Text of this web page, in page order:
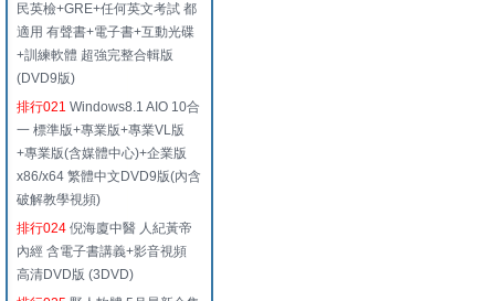
民英檢+GRE+任何英文考試 都
適用 有聲書+電子書+互動光碟
+訓練軟體 超強完整合輯版
(DVD9版)
排行021 Windows8.1 AIO 10合
一 標準版+專業版+專業VL版
+專業版(含媒體中心)+企業版
x86/x64 繁體中文DVD9版(內含
破解教學視頻)
排行024 倪海廈中醫 人紀黃帝
內經 含電子書講義+影音視頻
高清DVD版 (3DVD)